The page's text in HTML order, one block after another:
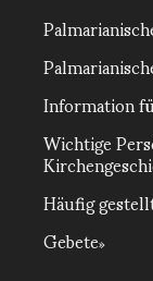
Information
Wichtige
Häufig
Gebete